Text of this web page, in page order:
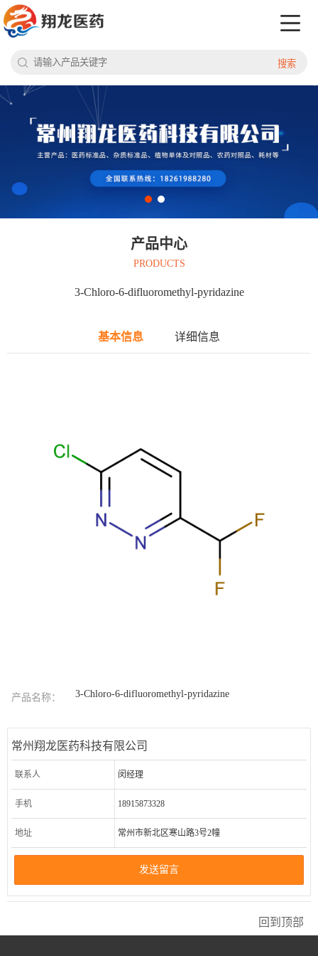
搜索
产品中心
PRODUCTS
3-Chloro-6-difluoromethyl-pyridazine
基本信息 详细信息
产品名称： 3-Chloro-6-difluoromethyl-pyridazine
常州翔龙医药科技有限公司
联系人 闵经理
手机 18915873328
地址 常州市新北区寒山路3号2幢
发送留言
回到顶部